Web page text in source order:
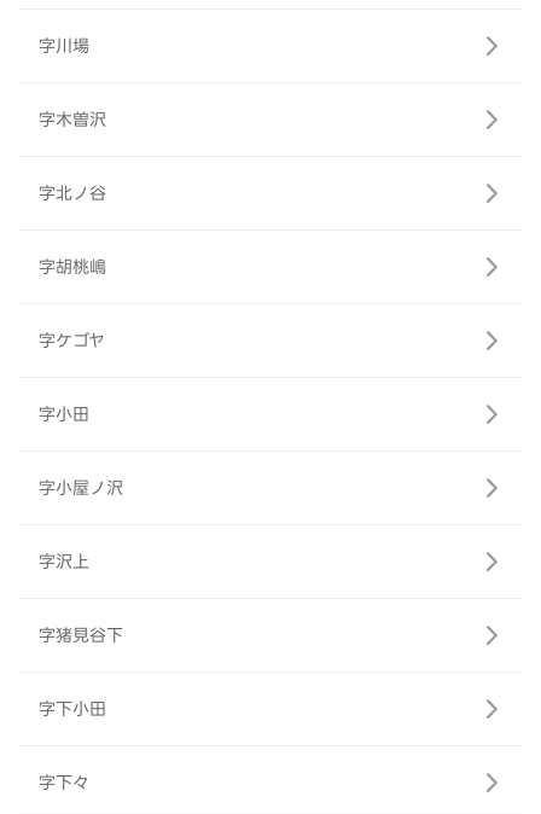
字川場
字木曽沢
字北ノ谷
字胡桃嶋
字ケゴヤ
字小田
字小屋ノ沢
字沢上
字猪見谷下
字下小田
字下々